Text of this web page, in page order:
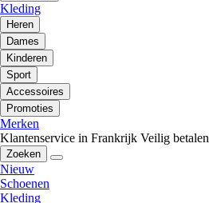
Kleding
Heren
Dames
Kinderen
Sport
Accessoires
Promoties
Merken
Klantenservice in Frankrijk Veilig betalen
Zoeken
Nieuw
Schoenen
Kleding